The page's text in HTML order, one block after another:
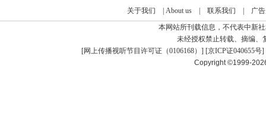
关于我们 About us| 联系我们
广
本网站所刊载信息，不代表中新
未经授权禁止转载、摘编、
[网上传播视听节目许可证（0106168） ] [京ICP证040655号]
Copyright ©1999-